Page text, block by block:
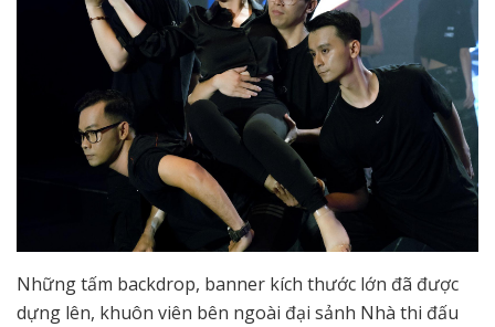
Những tấm backdrop, banner kích thước lớn đã được
dựng lên, khuôn viên bên ngoài đại sảnh Nhà thi đấu